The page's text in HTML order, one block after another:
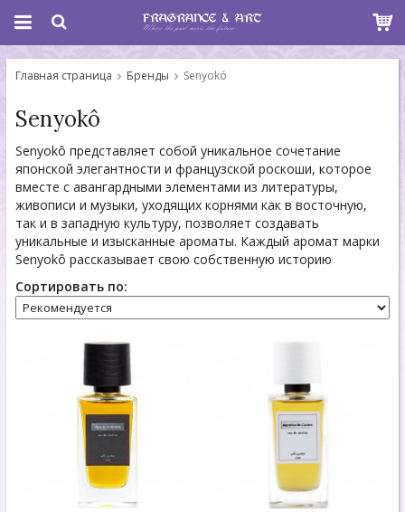
Главная страница Бренды Senyokó
Senyokô
Senyokô представляет собой уникальное сочетание
японской элегантности и французской роскоши, которое
вместе с авангардными элементами из литературы,
живописи и музыки, уходящих корнями как в восточную,
так и в западную культуру, позволяет создавать
уникальные и изысканные ароматы. Каждый аромат марки
Senyokô рассказывает свою собственную историю
Сортировать по: